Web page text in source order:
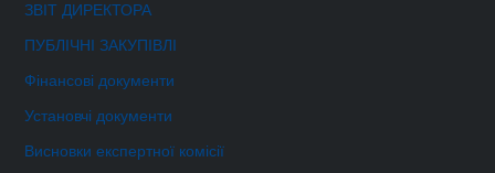
ЗВІТ ДИРЕКТОРА
ПУБЛІЧНІ ЗАКУПІВЛІ
Фінансові документи
Установчі документи
Висновки експертної комісії